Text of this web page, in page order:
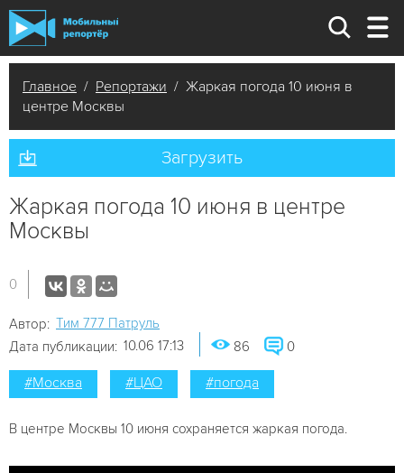
Главное / Репортажи / Жаркая погода 10 июня в
центре Москвы
Загрузить
Жаркая погода 10 июня в центре
Москвы
0
Автор: Tим 777 Патруль
Дата публикации: 10.06 17:13 86 0
#Москва #ЦАО #погода
В центре Москвы 10 июня сохраняется жаркая погода.